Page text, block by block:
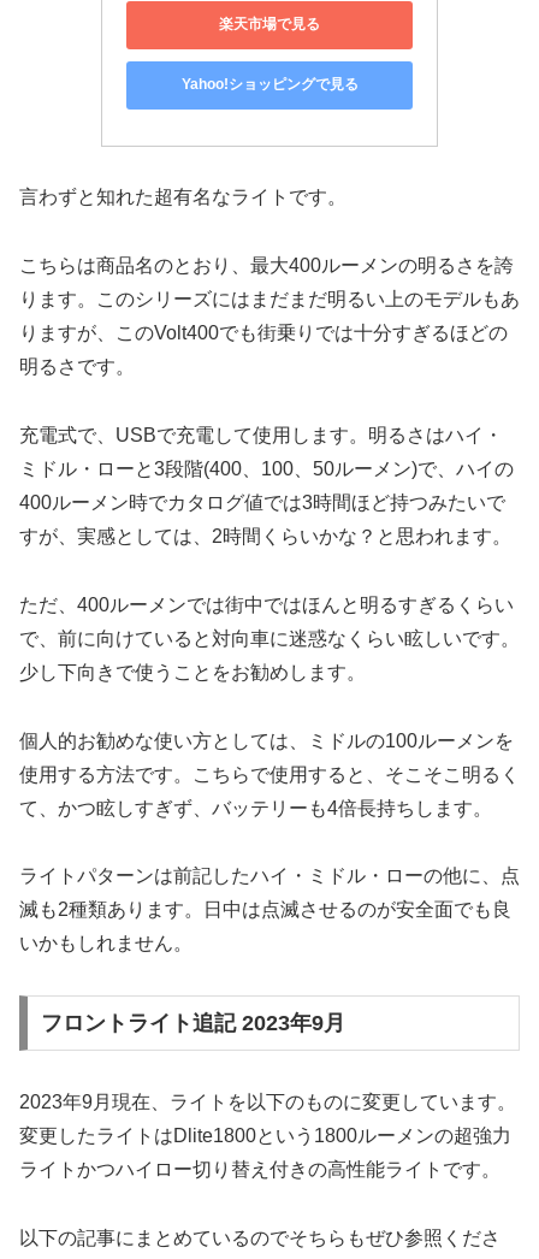
楽天市場で見る
Yahoo!ショッピングで見る
言わずと知れた超有名なライトです。
こちらは商品名のとおり、最大400ルーメンの明るさを誇
ります。このシリーズにはまだまだ明るい上のモデルもあ
りますが、このVolt400でも街乗りでは十分すぎるほどの
明るさです。
充電式で、USBで充電して使用します。明るさはハイ・
ミドル・ローと3段階(400、100、50ルーメン)で、ハイの
400ルーメン時でカタログ値では3時間ほど持つみたいで
すが、実感としては、2時間くらいかな？と思われます。
ただ、400ルーメンでは街中ではほんと明るすぎるくらい
で、前に向けていると対向車に迷惑なくらい眩しいです。
少し下向きで使うことをお勧めします。
個人的お勧めな使い方としては、ミドルの100ルーメンを
使用する方法です。こちらで使用すると、そこそこ明るく
て、かつ眩しすぎず、バッテリーも4倍長持ちします。
ライトパターンは前記したハイ・ミドル・ローの他に、点
滅も2種類あります。日中は点滅させるのが安全面でも良
いかもしれません。
フロントライト追記 2023年9月
2023年9月現在、ライトを以下のものに変更しています。
変更したライトはDlite1800という1800ルーメンの超強力
ライトかつハイロー切り替え付きの高性能ライトです。
以下の記事にまとめているのでそちらもぜひ参照くださ